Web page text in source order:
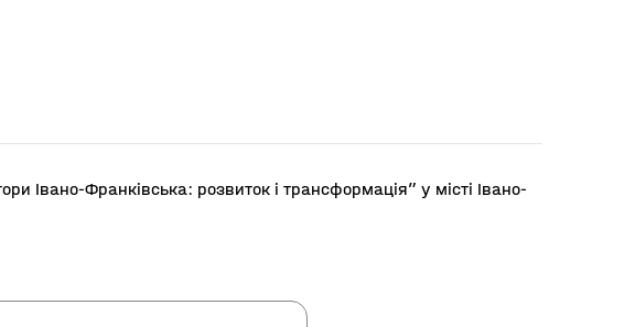
Івано-Франківська: розвиток і трансформація” у місті Івано-